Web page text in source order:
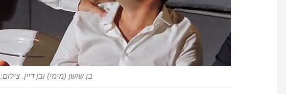
בן שושן (מימי) ובן דיין. צילום: 970